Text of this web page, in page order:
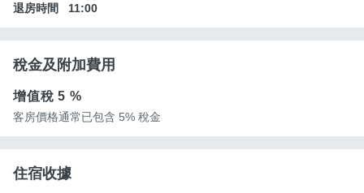
退房時間 11:00
稅金及附加費用
增值稅5 %
客房價格通常已包含 5% 稅金
住宿收據